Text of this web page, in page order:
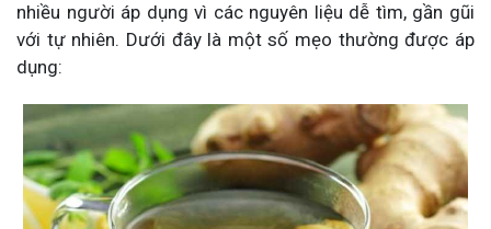
nhiều người áp dụng vì các nguyên liệu dễ tìm, gần gũi
với tự nhiên. Dưới đây là một số mẹo thường được áp
dụng: